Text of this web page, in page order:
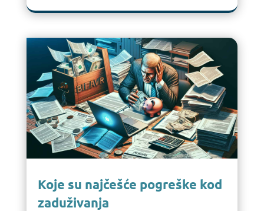
Koje su najčešće pogreške kod
zaduživanja